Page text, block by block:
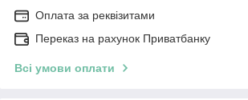
Оплата за реквізитами
Переказ на рахунок Приватбанку
Всі умови оплати